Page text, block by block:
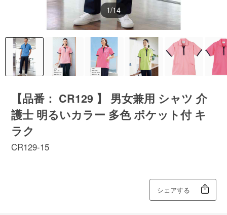
1/14
【品番： CR129 】 男女兼用 シャツ 介
護士 明るいカラー 多色 ポケット付 キ
ラク
CR129-15
シェアする